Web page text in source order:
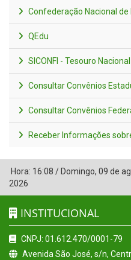
Confederação Nacional de
QEdu
SICONFI - Tesouro Nacional
Consultar Convênios
Consultar Convênios
Receber Informações
Hora: 16:08 / Domingo, 09 de
2026
INSTITUCIONAL
CNPJ: 01.612.470/0001-79
Avenida São José, s/n,